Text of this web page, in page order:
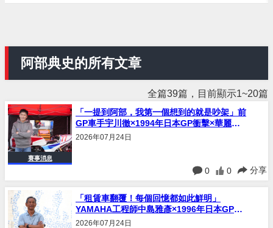
阿部典史的所有文章
全篇39篇，目前顯示1~20篇
賽事消息
「一提到阿部，我第一個想到的就是吵架」前
GP車手宇川徹×1994年日本GP衝擊×華麗賽
車時代憶阿部典史Norick｜連載#35
2026年07月24日
0 0 分享
「租賃車翻覆！每個回憶都如此鮮明」
YAMAHA工程師中島雅彥×1996年日本GP奪
冠×澳洲千里送零件憶阿部典史Norick｜連載
2026年07月24日